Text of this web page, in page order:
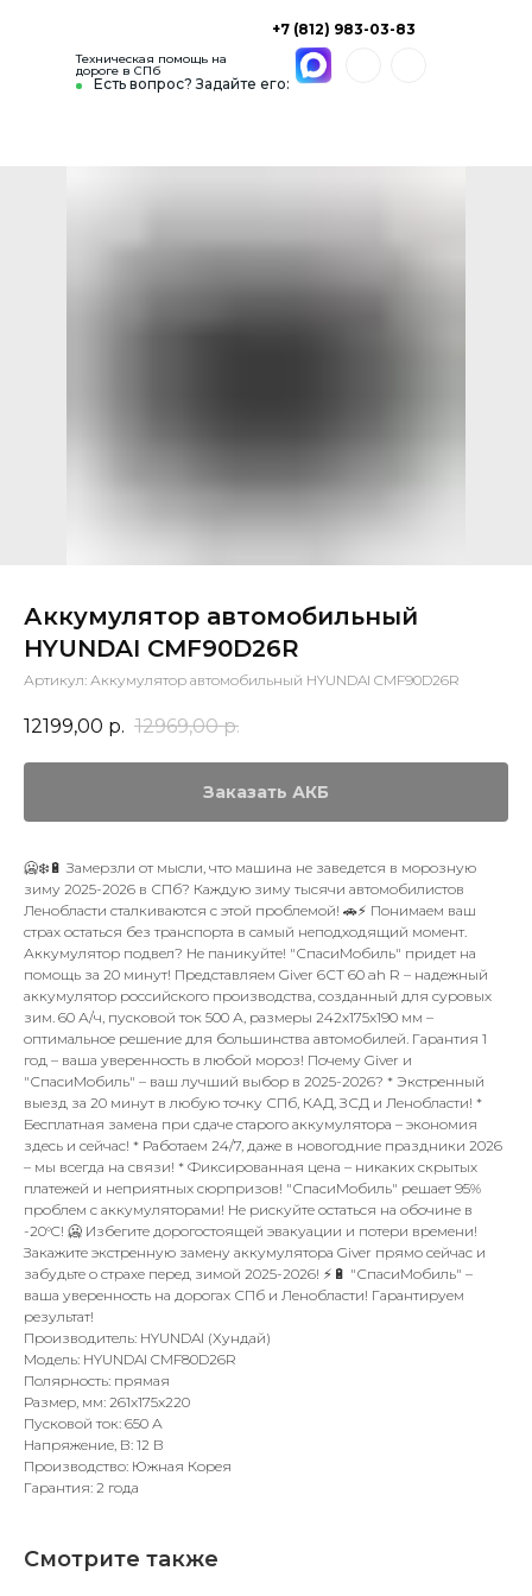
Есть вопрос? Задайте его:
+7 (812) 983-03-83
Техническая помощь на
дороге в СПб
Аккумулятор автомобильный
HYUNDAI CMF90D26R
Артикул: Аккумулятор автомобильный HYUNDAI CMF90D26R
12199,00 р. 12969,00 р.
Заказать АКБ
🥶❄️🔋 Замерзли от мысли, что машина не заведется в морозную
зиму 2025-2026 в СПб? Каждую зиму тысячи автомобилистов
Ленобласти сталкиваются с этой проблемой! 🚗⚡ Понимаем ваш
страх остаться без транспорта в самый неподходящий момент.
Аккумулятор подвел? Не паникуйте! "СпасиМобиль" придет на
помощь за 20 минут! Представляем Giver 6СТ 60 ah R – надежный
аккумулятор российского производства, созданный для суровых
зим. 60 А/ч, пусковой ток 500 А, размеры 242x175x190 мм –
оптимальное решение для большинства автомобилей. Гарантия 1
год – ваша уверенность в любой мороз! Почему Giver и
"СпасиМобиль" – ваш лучший выбор в 2025-2026? * Экстренный
выезд за 20 минут в любую точку СПб, КАД, ЗСД и Ленобласти! *
Бесплатная замена при сдаче старого аккумулятора – экономия
здесь и сейчас! * Работаем 24/7, даже в новогодние праздники 2026
– мы всегда на связи! * Фиксированная цена – никаких скрытых
платежей и неприятных сюрпризов! "СпасиМобиль" решает 95%
проблем с аккумуляторами! Не рискуйте остаться на обочине в
-20°C! 🥶 Избегите дорогостоящей эвакуации и потери времени!
Закажите экстренную замену аккумулятора Giver прямо сейчас и
забудьте о страхе перед зимой 2025-2026! ⚡🔋 "СпасиМобиль" –
ваша уверенность на дорогах СПб и Ленобласти! Гарантируем
результат!
Производитель: HYUNDAI (Хундай)
Модель: HYUNDAI CMF80D26R
Полярность: прямая
Размер, мм: 261x175x220
Пусковой ток: 650 А
Напряжение, В: 12 В
Производство: Южная Корея
Гарантия: 2 года
Смотрите также